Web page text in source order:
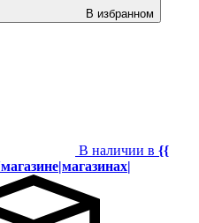
В избранном
В наличии в {{